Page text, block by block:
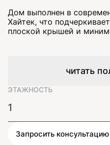
Дом выполнен в
Хайтек, что
плоской крышей и
читать
ЭТАЖНОСТЬ
1
Запросить консультацию